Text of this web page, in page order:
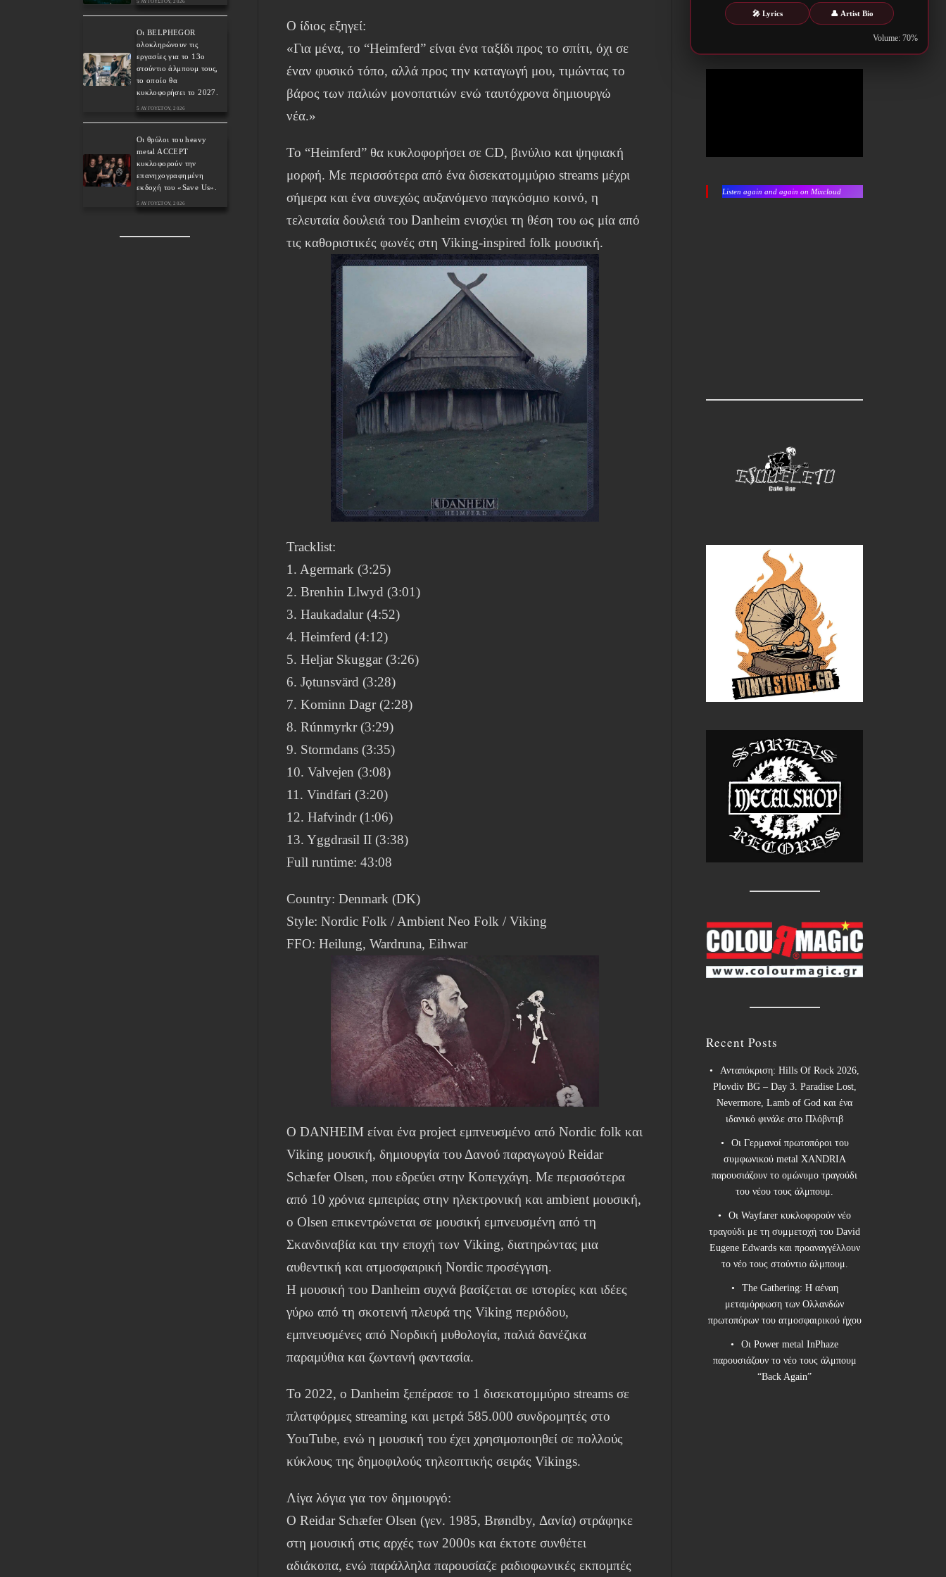
🎤 Lyrics 👤 Artist Bio
Volume: 70%
Ο ίδιος εξηγεί:
«Για μένα, το “Heimferd” είναι ένα ταξίδι προς το σπίτι, όχι σε
έναν φυσικό τόπο, αλλά προς την καταγωγή μου, τιμώντας το
βάρος των παλιών μονοπατιών ενώ ταυτόχρονα δημιουργώ
νέα.»
Το “Heimferd” θα κυκλοφορήσει σε CD, βινύλιο και ψηφιακή
μορφή. Με περισσότερα από ένα δισεκατομμύριο streams μέχρι
σήμερα και ένα συνεχώς αυξανόμενο παγκόσμιο κοινό, η
τελευταία δουλειά του Danheim ενισχύει τη θέση του ως μία από
τις καθοριστικές φωνές στη Viking-inspired folk μουσική.
Tracklist:
1. Agermark (3:25)
2. Brenhin Llwyd (3:01)
3. Haukadalur (4:52)
4. Heimferd (4:12)
5. Heljar Skuggar (3:26)
6. Jǫtunsvärd (3:28)
7. Kominn Dagr (2:28)
8. Rúnmyrkr (3:29)
9. Stormdans (3:35)
10. Valvejen (3:08)
11. Vindfari (3:20)
12. Hafvindr (1:06)
13. Yggdrasil II (3:38)
Full runtime: 43:08
Country: Denmark (DK)
Style: Nordic Folk / Ambient Neo Folk / Viking
FFO: Heilung, Wardruna, Eihwar
Ο DANHEIM είναι ένα project εμπνευσμένο από Nordic folk και
Viking μουσική, δημιουργία του Δανού παραγωγού Reidar
Schæfer Olsen, που εδρεύει στην Κοπεγχάγη. Με περισσότερα
από 10 χρόνια εμπειρίας στην ηλεκτρονική και ambient μουσική,
ο Olsen επικεντρώνεται σε μουσική εμπνευσμένη από τη
Σκανδιναβία και την εποχή των Viking, διατηρώντας μια
αυθεντική και ατμοσφαιρική Nordic προσέγγιση.
Η μουσική του Danheim συχνά βασίζεται σε ιστορίες και ιδέες
γύρω από τη σκοτεινή πλευρά της Viking περιόδου,
εμπνευσμένες από Νορδική μυθολογία, παλιά δανέζικα
παραμύθια και ζωντανή φαντασία.
Το 2022, ο Danheim ξεπέρασε το 1 δισεκατομμύριο streams σε
πλατφόρμες streaming και μετρά 585.000 συνδρομητές στο
YouTube, ενώ η μουσική του έχει χρησιμοποιηθεί σε πολλούς
κύκλους της δημοφιλούς τηλεοπτικής σειράς Vikings.
Λίγα λόγια για τον δημιουργό:
Ο Reidar Schæfer Olsen (γεν. 1985, Brøndby, Δανία) στράφηκε
στη μουσική στις αρχές των 2000s και έκτοτε συνθέτει
αδιάκοπα, ενώ παράλληλα παρουσίαζε ραδιοφωνικές εκπομπές
5 ΑΥΓΟΎΣΤΟΥ, 2026
Οι BELPHEGOR
ολοκληρώνουν τις
εργασίες για το 13ο
στούντιο άλμπουμ τους,
το οποίο θα
κυκλοφορήσει το 2027.
5 ΑΥΓΟΎΣΤΟΥ, 2026
Οι θρύλοι του heavy
metal ACCEPT
κυκλοφορούν την
επανηχογραφημένη
εκδοχή του «Save Us».
5 ΑΥΓΟΎΣΤΟΥ, 2026
Listen again and again on Mixcloud
Recent Posts
Ανταπόκριση: Hills Of Rock 2026,
Plovdiv BG – Day 3. Paradise Lost,
Nevermore, Lamb of God και ένα
ιδανικό φινάλε στο Πλόβντιβ
Οι Γερμανοί πρωτοπόροι του
συμφωνικού metal XANDRIA
παρουσιάζουν το ομώνυμο τραγούδι
του νέου τους άλμπουμ.
Οι Wayfarer κυκλοφορούν νέο
τραγούδι με τη συμμετοχή του David
Eugene Edwards και προαναγγέλλουν
το νέο τους στούντιο άλμπουμ.
The Gathering: Η αέναη
μεταμόρφωση των Ολλανδών
πρωτοπόρων του ατμοσφαιρικού ήχου
Οι Power metal InPhaze
παρουσιάζουν το νέο τους άλμπουμ
“Back Again”